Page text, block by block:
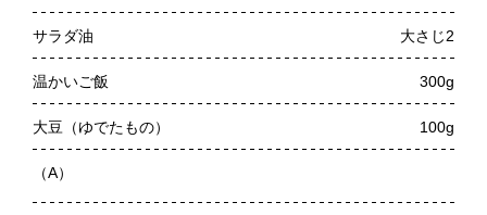
サラダ油 大さじ2
温かいご飯 300g
大豆（ゆでたもの） 100g
（A）